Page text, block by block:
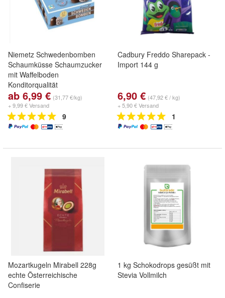
Niemetz Schwedenbomben
Schaumküsse Schaumzucker
mit Waffelboden
Konditorqualität
ab 6,99 € (31,77 €/kg)
+ 9,99 € Versand
9
Cadbury Freddo Sharepack -
Import 144 g
6,90 € (47,92 € / kg)
+ 5,90 € Versand
1
Mozartkugeln Mirabell 228g
echte Österreichische
Confiserie
1 kg Schokodrops gesüßt mit
Stevia Vollmilch